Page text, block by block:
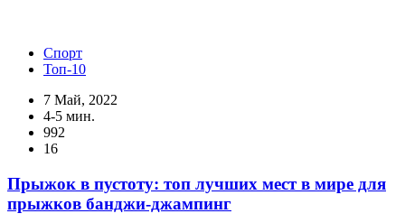
Спорт
Топ-10
7 Май, 2022
4-5 мин.
992
16
Прыжок в пустоту: топ лучших мест в мире для
прыжков банджи-джампинг